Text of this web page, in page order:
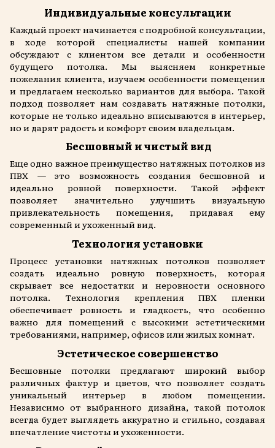
Индивидуальные консультации
Каждый проект начинается с подробной консультации,
в ходе которой специалисты нашей компании
обсуждают с клиентом все детали и особенности
будущего потолка. Мы выясняем конкретные
пожелания клиента, изучаем особенности помещения
и предлагаем несколько вариантов для выбора. Такой
подход позволяет нам создавать натяжные потолки,
которые не только идеально вписываются в интерьер,
но и дарят радость и комфорт своим владельцам.
Бесшовный и чистый вид
Еще одно важное преимущество натяжных потолков из
ПВХ — это возможность создания бесшовной и
идеально ровной поверхности. Такой эффект
позволяет значительно улучшить визуальную
привлекательность помещения, придавая ему
современный и ухоженный вид.
Технология установки
Процесс установки натяжных потолков позволяет
создать идеально ровную поверхность, которая
скрывает все недостатки и неровности основного
потолка. Технология крепления ПВХ пленки
обеспечивает ровность и гладкость, что особенно
важно для помещений с высокими эстетическими
требованиями, например, офисов или жилых комнат.
Эстетическое совершенство
Бесшовные потолки предлагают широкий выбор
различных фактур и цветов, что позволяет создать
уникальный интерьер в любом помещении.
Независимо от выбранного дизайна, такой потолок
всегда будет выглядеть аккуратно и стильно, создавая
впечатление чистоты и ухоженности.